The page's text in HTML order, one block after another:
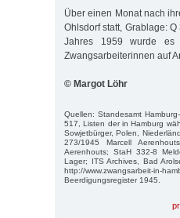
Über einen Monat nach
Ohlsdorf statt, Grablage:
Jahres 1959 wurde es
Zwangsarbeiterinnen auf
© Margot Löhr
Quellen: Standesamt
517, Listen der in Hamburg
Sowjetbürger, Polen,
273/1945 Marcell
Aerenhouts; StaH 332-8
Lager; ITS Archives, Bad
http://www.zwangsarbeit-in-
Beerdigungsregister 1945.